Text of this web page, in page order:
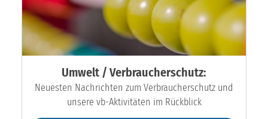
Umwelt / Verbraucherschutz:
Neuesten Nachrichten zum Verbraucherschutz und
unsere vb-Aktivitäten im Rückblick